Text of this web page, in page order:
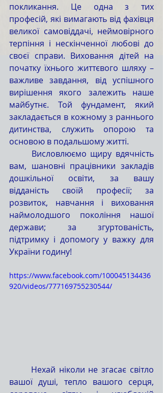
покликання. Це одна з тих
професій, які вимагають від фахівця
великої самовіддачі, неймовірного
терпіння і нескінченної любові до
своєї справи. Виховання дітей на
початку їхнього життєвого шляху –
важливе завдання, від успішного
вирішення якого залежить наше
майбутнє. Той фундамент, який
закладається в кожному з раннього
дитинства, служить опорою та
основою в подальшому житті.
вам, шановні працівники закладів
дошкільної освіти, за вашу
відданість своїй професії; за
розвиток, навчання і виховання
наймолодшого покоління нашої
держави; за згуртованість,
підтримку і допомогу у важку для
України годину!
https://www.facebook.com/100045134436
920/videos/777169755230544/
вашої душі, тепло вашого серця,